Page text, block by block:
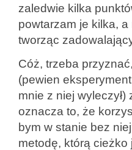
zaledwie kilka
powtarzam je kilka,
tworząc
Cóż, trzeba
(pewien
mnie z niej
oznacza to, że
bym w stanie bez
metodę, którą